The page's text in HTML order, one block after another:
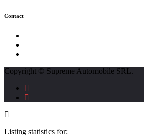
Contact
Copyright © Supreme Automobile SRL.
Listing statistics for: